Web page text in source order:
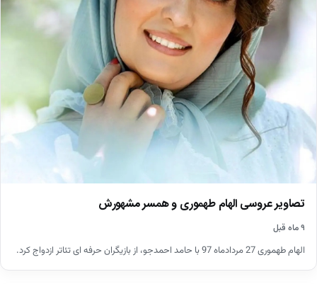
تصاویر عروسی الهام طهموری و همسر مشهورش
۹ ماه قبل
الهام طهموری 27 مردادماه 97 با حامد احمدجو، از بازیگران حرفه ای تئاتر ازدواج کرد.